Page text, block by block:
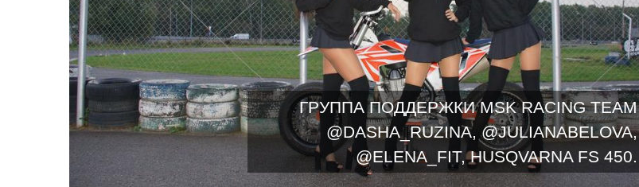
ГРУППА ПОДДЕРЖКИ MSK RACING TEAM
@DASHA_RUZINA, @JULIANABELOVA,
@ELENA_FIT, HUSQVARNA FS 450.